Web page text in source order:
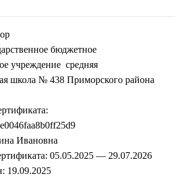
бюджетное
учреждение средняя
школа № 438 Приморского района
Ивановна
05.05.2025 — 29.07.2026
19.09.2025